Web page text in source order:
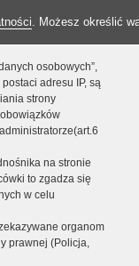
. Możesz określić
osobowych”,
adresu IP, są
strony
na stronie
to zgadza się
w celu
organom
prawnej (Policja,